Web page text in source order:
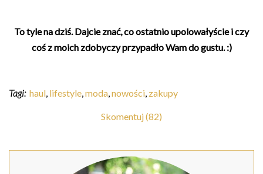
To tyle na dziś. Dajcie znać, co ostatnio upolowałyście i czy
coś z moich zdobyczy przypadło Wam do gustu. :)
Tagi: haul, lifestyle,moda,nowości, zakupy
Skomentuj (82)